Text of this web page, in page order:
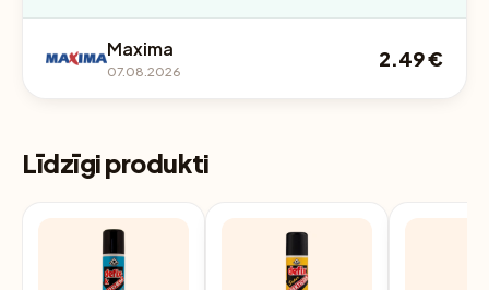
Maxima
07.08.2026
2.49 €
Līdzīgi produkti